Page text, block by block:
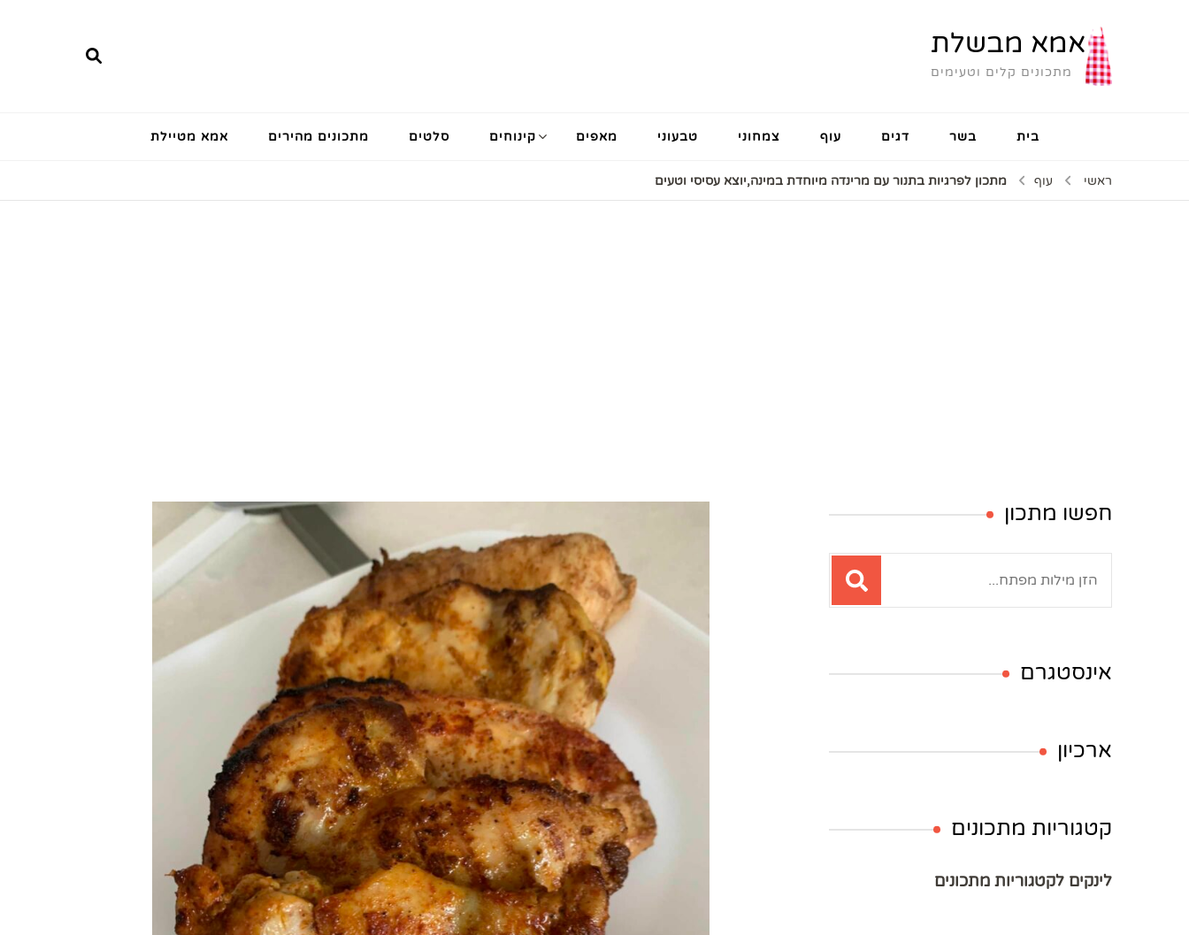
אמא מבשלת
מתכונים קלים וטעימים
בית בשר דגים עוף צמחוני טבעוני מאפים קינוחים סלטים מתכונים מהירים אמא מטיילת
ראשי עוף מתכון לפרגיות בתנור עם מרינדה מיוחדת במינה,יוצא עסיסי וטעים
חפשו מתכון
אינסטגרם
ארכיון
קטגוריות מתכונים
לינקים לקטגוריות מתכונים